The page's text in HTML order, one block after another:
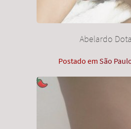
Abelardo
Postado em São